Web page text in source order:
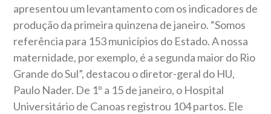
apresentou um levantamento com os indicadores de
produção da primeira quinzena de janeiro. “Somos
referência para 153 municípios do Estado. A nossa
maternidade, por exemplo, é a segunda maior do Rio
Grande do Sul”, destacou o diretor-geral do HU,
Paulo Nader. De 1º a 15 de janeiro, o Hospital
Universitário de Canoas registrou 104 partos. Ele